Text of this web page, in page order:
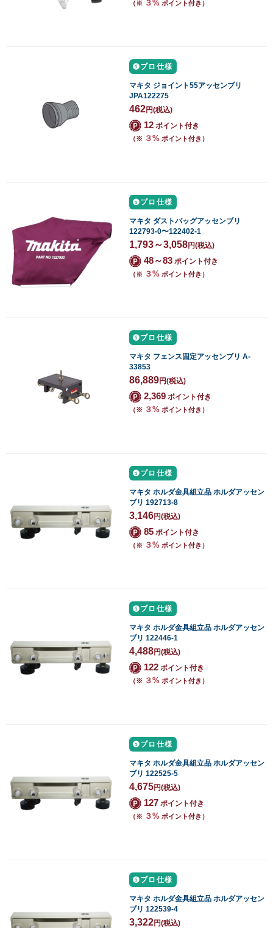
（※ ３% ポイント付き）
プロ仕様
マキタ ジョイント55アッセンブリ
JPA122275
462円(税込)
12 ポイント付き
（※ ３% ポイント付き）
プロ仕様
マキタ ダストバッグアッセンブリ
122793-0〜122402-1
1,793～3,058円(税込)
48～83 ポイント付き
（※ ３% ポイント付き）
プロ仕様
マキタ フェンス固定アッセンブリ A-
33853
86,889円(税込)
2,369 ポイント付き
（※ ３% ポイント付き）
プロ仕様
マキタ ホルダ金具組立品 ホルダアッセン
ブリ 192713-8
3,146円(税込)
85 ポイント付き
（※ ３% ポイント付き）
プロ仕様
マキタ ホルダ金具組立品 ホルダアッセン
ブリ 122446-1
4,488円(税込)
122 ポイント付き
（※ ３% ポイント付き）
プロ仕様
マキタ ホルダ金具組立品 ホルダアッセン
ブリ 122525-5
4,675円(税込)
127 ポイント付き
（※ ３% ポイント付き）
プロ仕様
マキタ ホルダ金具組立品 ホルダアッセン
ブリ 122539-4
3,322円(税込)